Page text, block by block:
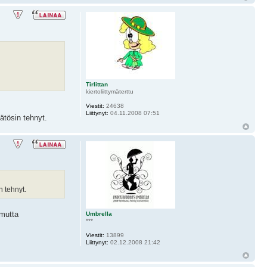
tehnyt.
Tirlittan
kiertoliittymäterttu
Viestit: 24638
Liittynyt: 04.11.2008 07:51
tehnyt.
Umbrella
***
Viestit: 13899
Liittynyt: 02.12.2008 21:42